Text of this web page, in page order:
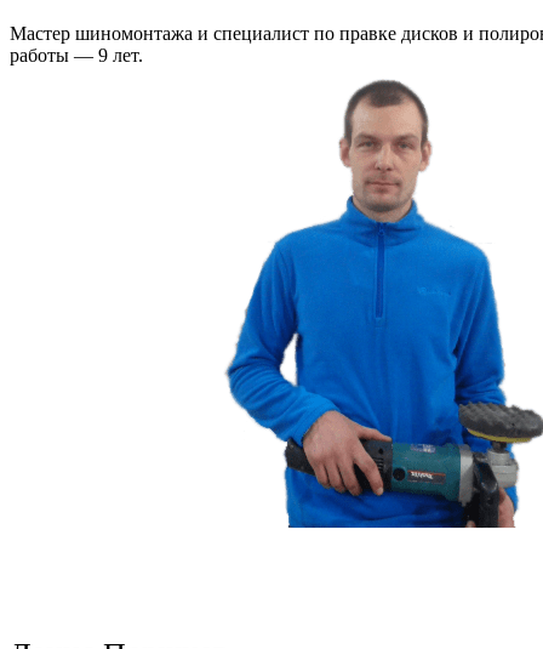
Мастер шиномонтажа и специалист по правке дисков и
работы — 9 лет.